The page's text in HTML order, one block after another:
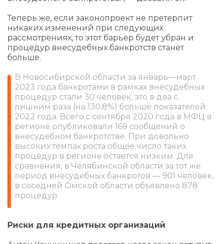
Теперь же, если законопроект не претерпит
никаких изменений при следующих
рассмотрениях, то этот барьер будет убран и
процедур внесудебных банкротств станет
больше.
В Новосибирской области за январь—март
2023 года банкротами в рамках внесудебных
процедур стали 30 человек, это в два с
лишним раза (на 130,8%) больше показателей
2022 года. Всего с сентября 2020 года в МФЦ в
регионе опубликовали 169 сообщений о
внесудебном банкротстве. При довольно
высоких темпах роста общее число таких
процедур в регионе остается низким. Для
сравнения, в Челябинской области за тот же
период внесудебных банкротов — 901 человек,
в соседней Омской области объявлено 878
процедур.
Риски для кредитных организаций